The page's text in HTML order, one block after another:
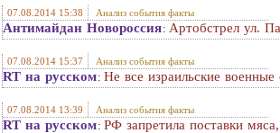
07.08.2014 15:38 Анализ события факты
Антимайдан Новороссия: Артобстрел ул.
07.08.2014 15:37 Анализ события факты
RT на русском: Не все израильские
07.08.2014 13:39 Анализ события факты
RT на русском: РФ запретила поставки